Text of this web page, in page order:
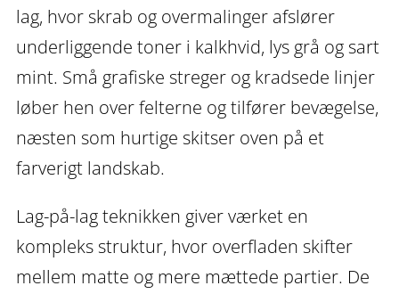
lag, hvor skrab og overmalinger afslører
underliggende toner i kalkhvid, lys grå og sart
mint. Små grafiske streger og kradsede linjer
løber hen over felterne og tilfører bevægelse,
næsten som hurtige skitser oven på et
farverigt landskab.
Lag-på-lag teknikken giver værket en
kompleks struktur, hvor overfladen skifter
mellem matte og mere mættede partier. De